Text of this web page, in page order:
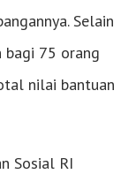
Selain
bagi 75 orang
nilai bantuan
Sosial RI